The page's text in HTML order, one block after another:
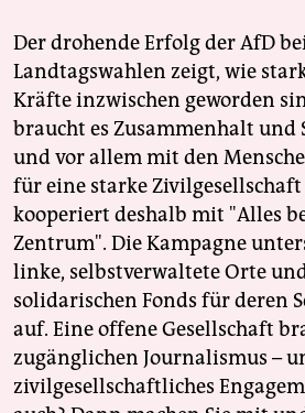
Der drohende Erfolg der AfD
Landtagswahlen zeigt, wie
Kräfte inzwischen geworden
braucht es Zusammenhalt und
und vor allem mit den
für eine starke Zivilgesellschaft
kooperiert deshalb mit "Alles
Zentrum". Die Kampagne
linke, selbstverwaltete Orte
solidarischen Fonds für deren
auf. Eine offene Gesellschaft
zugänglichen Journalismus –
zivilgesellschaftliches